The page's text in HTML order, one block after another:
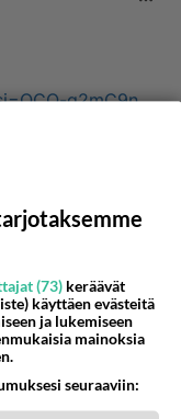
g2mC9n
Kommentoi
(73) keräävät
käyttäen evästeitä
ja lukemiseen
mainoksia
seuraaviin: